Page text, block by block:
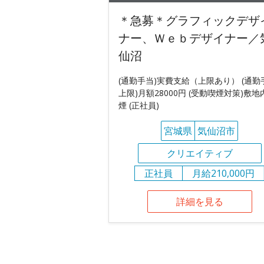
＊急募＊グラフィックデザ
ナー、Ｗｅｂデザイナー／
仙沼
(通勤手当)実費支給（上限あり） (通勤
上限)月額28000円 (受動喫煙対策)敷地
煙 (正社員)
宮城県 気仙沼市
クリエイティブ
正社員
月給210,000円
詳細を見る